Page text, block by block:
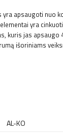
apsaugoti nuo
yra
kuris jas
išoriniams
AL-KO